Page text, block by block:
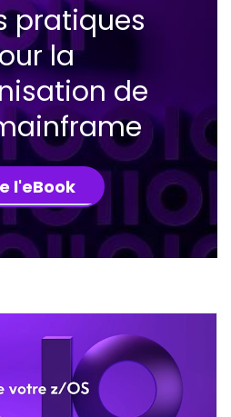
pratiques
la
de
l'eBook